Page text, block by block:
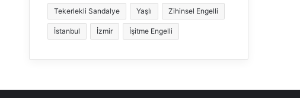
Tekerlekli Sandalye Yaşlı Zihinsel Engelli
İstanbul İzmir İşitme Engelli